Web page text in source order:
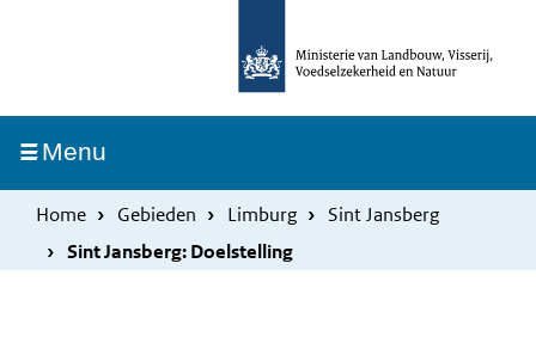
inhoud
gaan
MenuIngeklapt
Home Gebieden Limburg
Sint Jansberg
Sint Jansberg: Doelstelling